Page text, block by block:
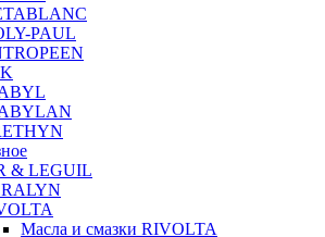
PAUL
& LEGUIL
Масла и смазки RIVOLTA